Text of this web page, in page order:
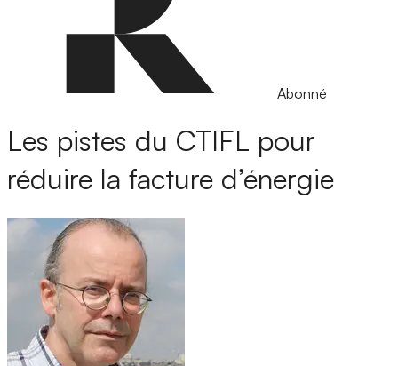
Abonné
Les pistes du CTIFL pour
réduire la facture d’énergie